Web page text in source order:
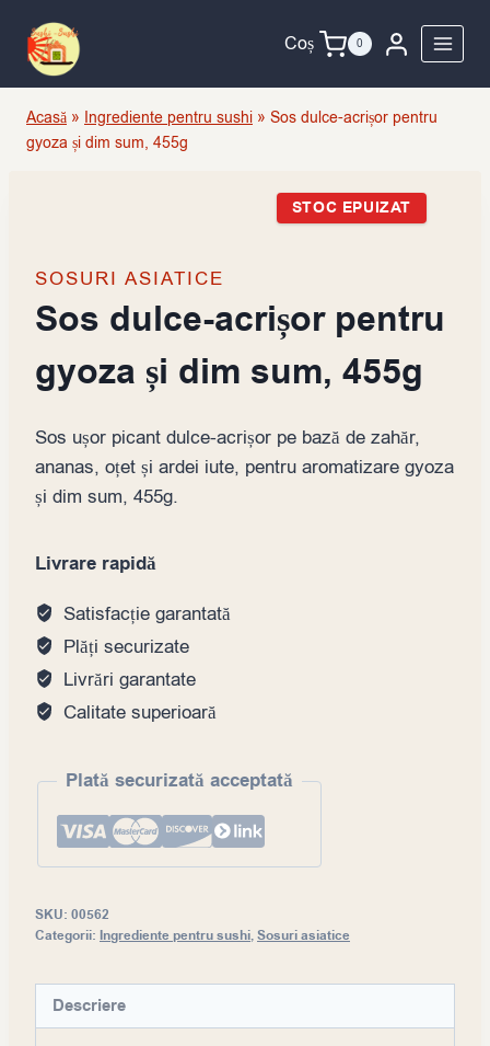
content
Coș 0
Acasă » Ingrediente pentru sushi » Sos dulce-acrișor pentru
gyoza și dim sum, 455g
STOC EPUIZAT
SOSURI ASIATICE
Sos dulce-acrișor pentru
gyoza și dim sum, 455g
Sos ușor picant dulce-acrișor pe bază de zahăr,
ananas, oțet și ardei iute, pentru aromatizare gyoza
și dim sum, 455g.
Livrare rapidă
Satisfacție garantată
Plăți securizate
Livrări garantate
Calitate superioară
Plată securizată acceptată
SKU: 00562
Categorii: Ingrediente pentru sushi,Sosuri asiatice
Descriere